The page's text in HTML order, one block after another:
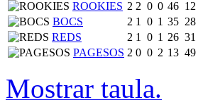
ROOKIES 2 2 0 0 46 12
BOCS
2 1 0 1 35 28
REDS
2 1 0 1 26 31
PAGESOS 2 0 0 2 13 49
Mostrar taula.